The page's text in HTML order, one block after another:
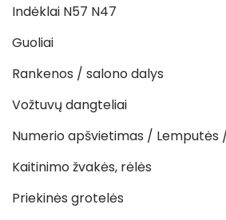
Indėklai N57 N47
Guoliai
Rankenos / salono dalys
Vožtuvų dangteliai
Numerio apšvietimas /
Kaitinimo žvakės, rėlės
Priekinės grotelės